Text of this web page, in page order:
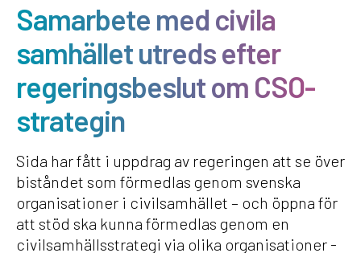
Samarbete med civila
samhället utreds efter
regeringsbeslut om CSO-
strategin
Sida har fått i uppdrag av regeringen att se över
biståndet som förmedlas genom svenska
organisationer i civilsamhället – och öppna för
att stöd ska kunna förmedlas genom en
civilsamhällsstrategi via olika organisationer -